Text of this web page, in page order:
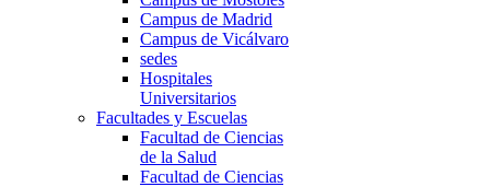
Campus de Madrid
Campus de Vicálvaro
sedes
Hospitales
Universitarios
Facultades y Escuelas
Facultad de Ciencias
de la Salud
Facultad de Ciencias